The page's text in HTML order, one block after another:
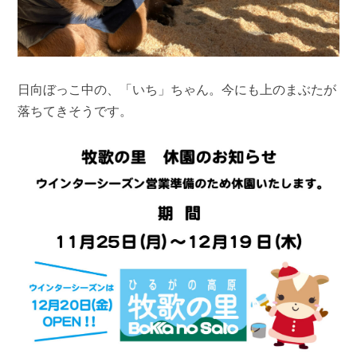
日向ぼっこ中の、「いち」ちゃん。今にも上のまぶたが
落ちてきそうです。